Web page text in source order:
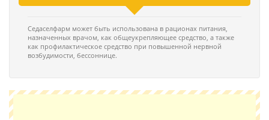
Седаселфарм может быть использована в рационах питания,
назначенных врачом, как общеукрепляющее средство, а также
как профилактическое средство при повышенной нервной
возбудимости, бессоннице.